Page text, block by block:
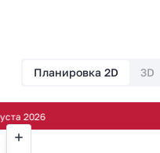
Планировка 2D 3D